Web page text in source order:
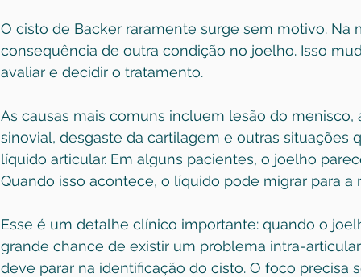
O cisto de Backer raramente surge sem motivo. Na
consequência de outra condição no joelho. Isso
avaliar e decidir o tratamento.
As causas mais comuns incluem lesão do menisco,
sinovial, desgaste da cartilagem e outras situações
líquido articular. Em alguns pacientes, o joelho
Quando isso acontece, o líquido pode migrar para a
Esse é um detalhe clínico importante: quando o
grande chance de existir um problema intra-
deve parar na identificação do cisto. O foco precisa